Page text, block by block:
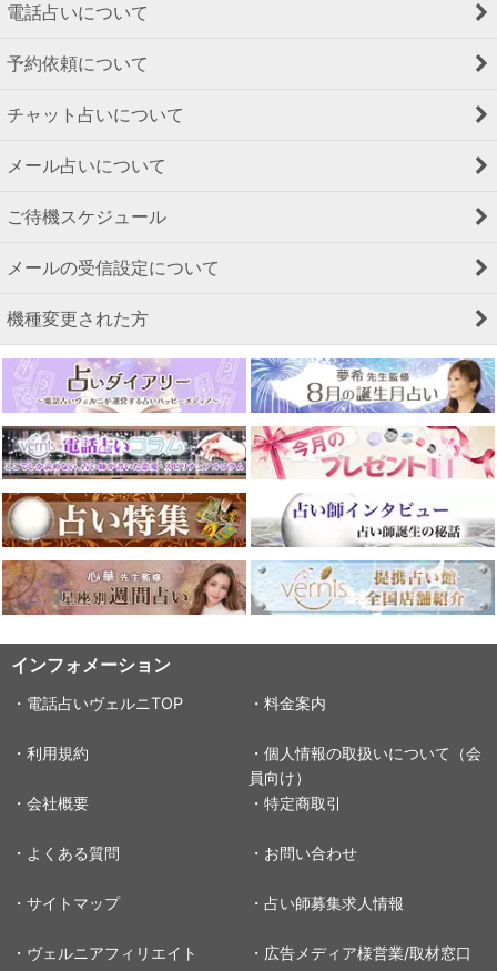
電話占いについて
予約依頼について
チャット占いについて
メール占いについて
ご待機スケジュール
メールの受信設定について
機種変更された方
インフォメーション
・電話占いヴェルニTOP ・料金案内
・利用規約
・個人情報の取扱いについて（会
員向け）
・会社概要
・特定商取引
・よくある質問 ・お問い合わせ
・サイトマップ ・占い師募集求人情報
・ヴェルニアフィリエイト ・広告メディア様営業/取材窓口